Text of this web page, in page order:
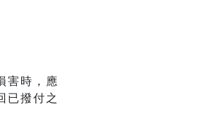
害時，應
已撥付之